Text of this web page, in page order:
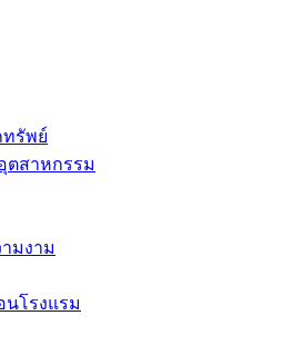
ทรัพย์
ตสาหกรรม
มงาม
นโรงแรม